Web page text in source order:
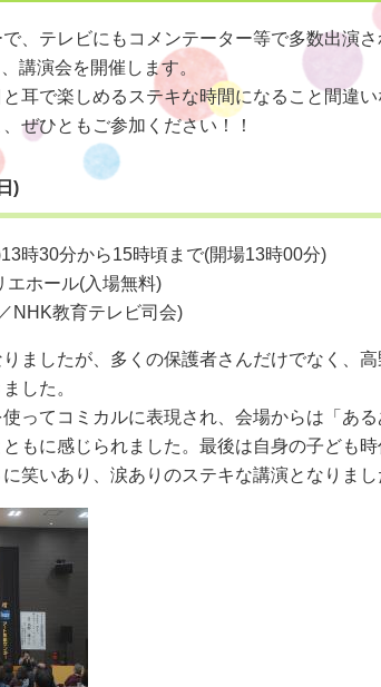
、テレビにもコメンテーター等で多数出演
講演会を開催します。
耳で楽しめるステキな時間になること間違
ぜひともご参加ください！！
)
時30分から15時頃まで(開場13時00分)
エホール(入場無料)
NHK教育テレビ司会)
ましたが、多くの保護者さんだけでなく、
した。
ってコミカルに表現され、会場からは「あ
もに感じられました。最後は自身の子ども
笑いあり、涙ありのステキな講演となりまし